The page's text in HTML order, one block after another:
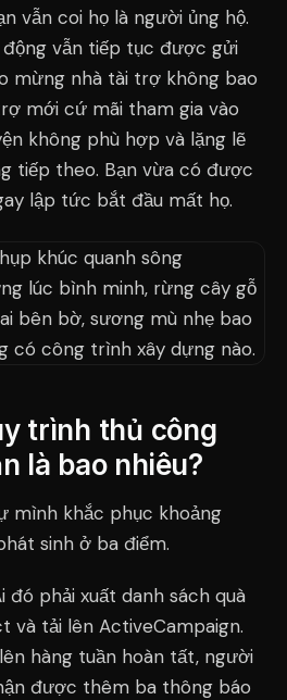
vẫn coi họ là người ủng hộ.
vẫn tiếp tục được gửi
mừng nhà tài trợ không bao
mới cứ mãi tham gia vào
không phù hợp và lặng lẽ
tiếp theo. Bạn vừa có được
lập tức bắt đầu mất họ.
trình thủ công
là bao nhiêu?
mình khắc phục khoảng
sinh ở ba điểm.
đó phải xuất danh sách quà
và tải lên ActiveCampaign.
hàng tuần hoàn tất, người
được thêm ba thông báo